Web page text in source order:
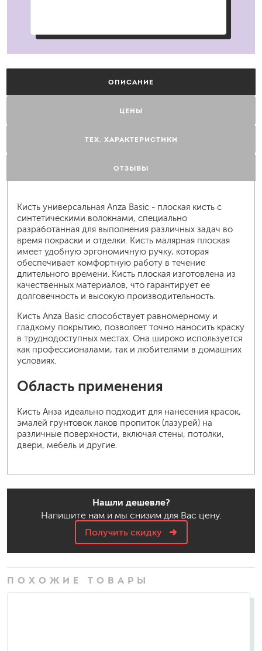
ОПИСАНИЕ
ЦЕНЫ
ТЕХ. ХАРАКТЕРИСТИКИ
ОТЗЫВЫ
Кисть универсальная Anza Basic - плоская кисть с
синтетическими волокнами, специально
разработанная для выполнения различных задач во
время покраски и отделки. Кисть малярная плоская
имеет удобную эргономичную ручку, которая
обеспечивает комфортную работу в течение
длительного времени. Кисть плоская изготовлена из
качественных материалов, что гарантирует ее
долговечность и высокую производительность.
Кисть Anza Basic способствует равномерному и
гладкому покрытию, позволяет точно наносить краску
в труднодоступных местах. Она широко используется
как профессионалами, так и любителями в домашних
условиях.
Область применения
Кисть Анза идеально подходит для нанесения красок,
эмалей грунтовок лаков пропиток (лазурей) на
различные поверхности, включая стены, потолки,
двери, мебель и другие.
Нашли дешевле?
Напишите нам и мы снизим для Вас цену.
Получить скидку
ПОХОЖИЕ ТОВАРЫ